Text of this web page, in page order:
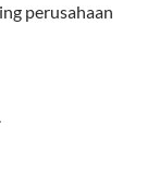
perusahaan